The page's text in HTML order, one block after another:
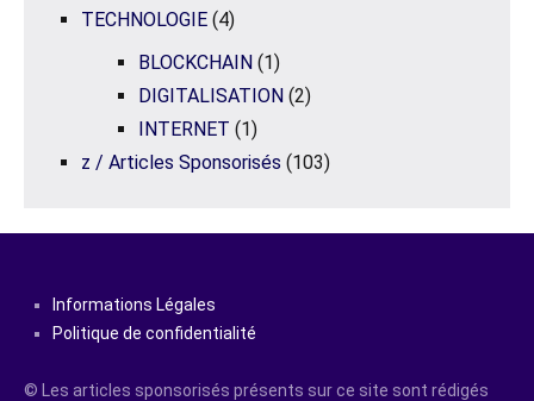
TECHNOLOGIE (4)
BLOCKCHAIN (1)
DIGITALISATION (2)
INTERNET (1)
z / Articles Sponsorisés (103)
Informations Légales
Politique de confidentialité
© Les articles sponsorisés présents sur ce site sont rédigés